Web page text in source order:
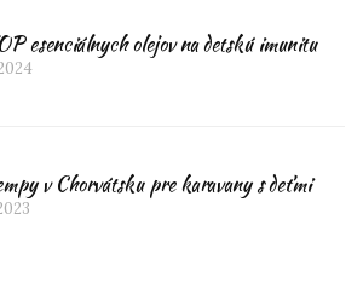
esenciálnych olejov na detskú imunitu
v Chorvátsku pre karavany s deťmi